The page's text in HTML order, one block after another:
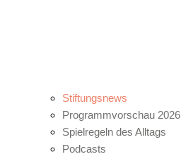
Stiftungsnews
Programmvorschau 2026
Spielregeln des Alltags
Podcasts